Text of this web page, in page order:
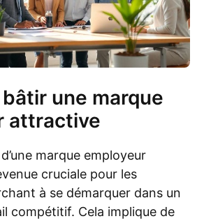
une marque
attractive
marque employeur
cruciale pour les
à se démarquer dans un
compétitif. Cela implique de